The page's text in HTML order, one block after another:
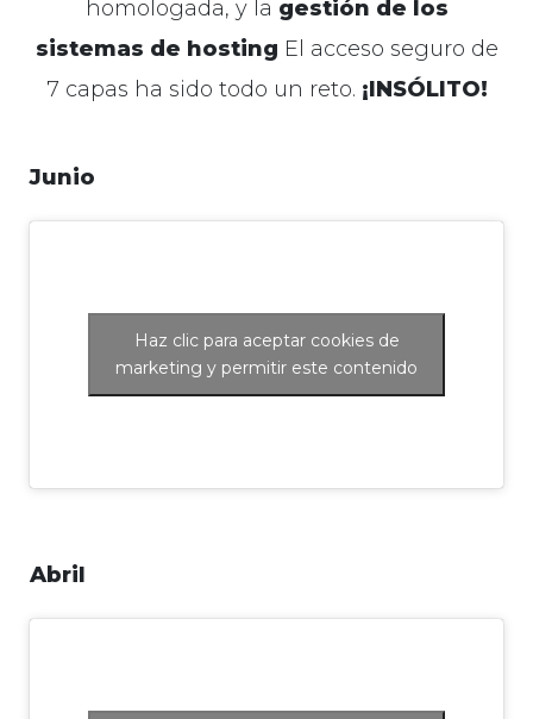
homologada, y la gestión de los
sistemas de hosting El acceso seguro de
7 capas ha sido todo un reto. ¡INSÓLITO!
Junio
Haz clic para aceptar cookies de
marketing y permitir este contenido
Abril